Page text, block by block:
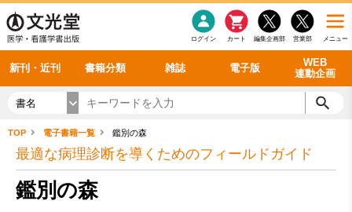
メニュー
営業部
編集企画部
カート
ログイン
新刊・近刊 書籍分類 雑誌 電子版
WEB
連動企画
感染症 老年医学
看護・介護
呼吸器
循環器
シリーズ一覧
雑誌投稿規定
理学療法
雑誌案内・年間購読 最新号 バックナンバー
電子書籍
電子雑誌
書籍「データに基づく臨床動作分析」WEB動画
書籍「眼手術学」WEB動画
書籍「神経症候学 II 改訂第二版」 WEB動画
新刊一覧
今後の発行予定
書名
TOP 電子書籍一覧 鑑別の森
最適な病理診断を導くためのフィールドガイド
鑑別の森